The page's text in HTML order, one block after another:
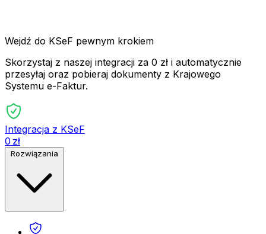
Wejdź do KSeF pewnym krokiem
Skorzystaj z naszej integracji za 0 zł i automatycznie
przesyłaj oraz pobieraj dokumenty z Krajowego
Systemu e-Faktur.
Integracja z KSeF
0 zł